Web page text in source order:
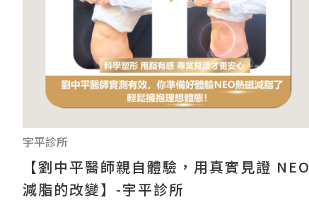
宇平診所
【劉中平醫師親自體驗，用真實見證 NEO
減脂的改變】-宇平診所